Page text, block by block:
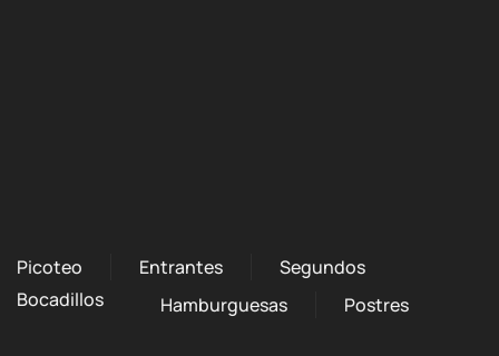
Picoteo Entrantes
Segundos
Bocadillos
Hamburguesas Postres